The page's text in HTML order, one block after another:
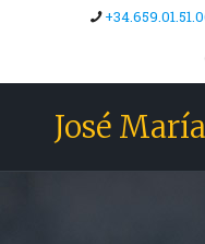
José